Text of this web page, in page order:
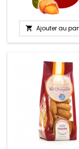
 Ajouter au